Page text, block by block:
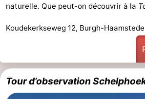
Haamstede
Blick
Zeeuwse
Kust
-
’t
Hôtels
naturelle. Que peut-on découvrir à la
Koudekerkseweg 12, Burgh-Haamstede
Tour d’observation